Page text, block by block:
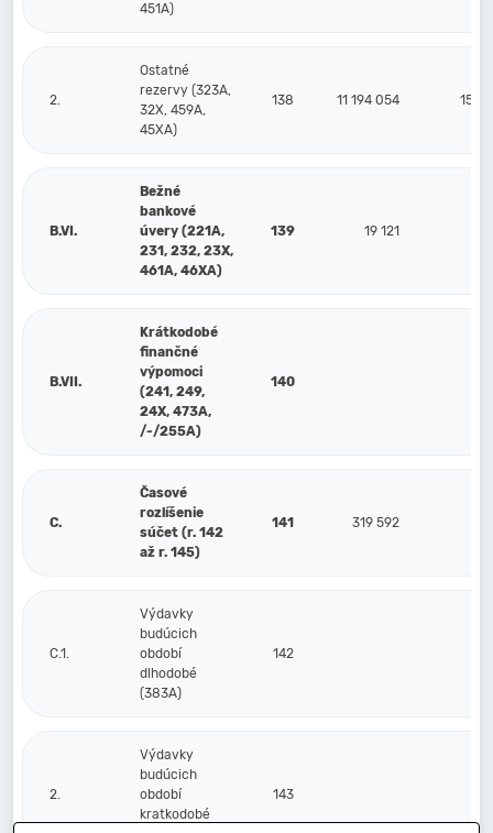
451A)
2.
Ostatné
rezervy (323A,
32X, 459A,
45XA)
138 11 194 054 15
B.VI.
Bežné
bankové
úvery (221A,
231, 232, 23X,
461A, 46XA)
139 19 121
B.VII.
Krátkodobé
finančné
výpomoci
(241, 249,
24X, 473A,
/-/255A)
140
C.
Časové
rozlíšenie
súčet (r. 142
až r. 145)
141 319 592
C.1.
Výdavky
budúcich
období
dlhodobé
(383A)
142
2.
Výdavky
budúcich
období
kratkodobé
143